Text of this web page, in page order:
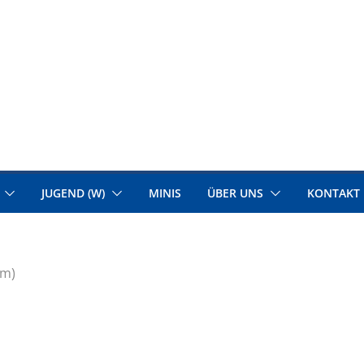
JUGEND (W) MINIS ÜBER UNS KONTAKT